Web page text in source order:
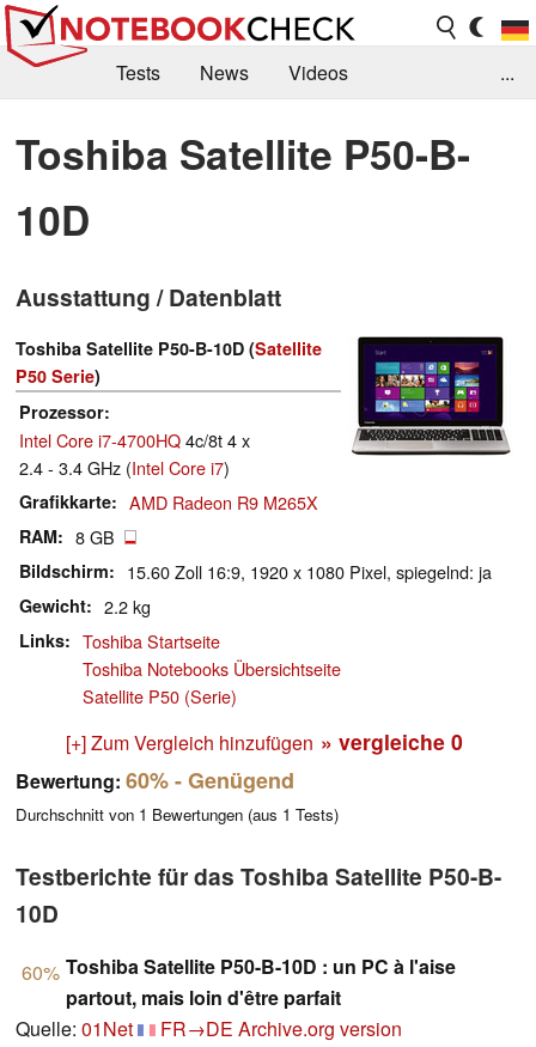
Tests News
Videos
Kaufberatung
Deals Suche
Jobs
Forum
...
Toshiba Satellite P50-B-
10D
Ausstattung / Datenblatt
Toshiba Satellite P50-B-10D (Satellite
P50 Serie)
Prozessor
Intel Core i7-4700HQ4c/8t 4 x
2.4 - 3.4 GHz (Intel Core i7)
Grafikkarte AMD Radeon R9 M265X
RAM 8 GB
Bildschirm 15.60 Zoll 16:9, 1920 x 1080 Pixel, spiegelnd: ja
Gewicht 2.2 kg
Links
Toshiba Startseite
Toshiba Notebooks Übersichtseite
Satellite P50 (Serie)
[+] Zum Vergleich hinzufügen » vergleiche 0
Bewertung: 60%- Genügend
Durchschnitt von 1 Bewertungen (aus 1 Tests)
Testberichte für das Toshiba Satellite P50-B-
10D
60% Toshiba Satellite P50-B-10D : un PC à l'aise
partout, mais loin d'être parfait
Quelle: 01Net FR→DE Archive.org version